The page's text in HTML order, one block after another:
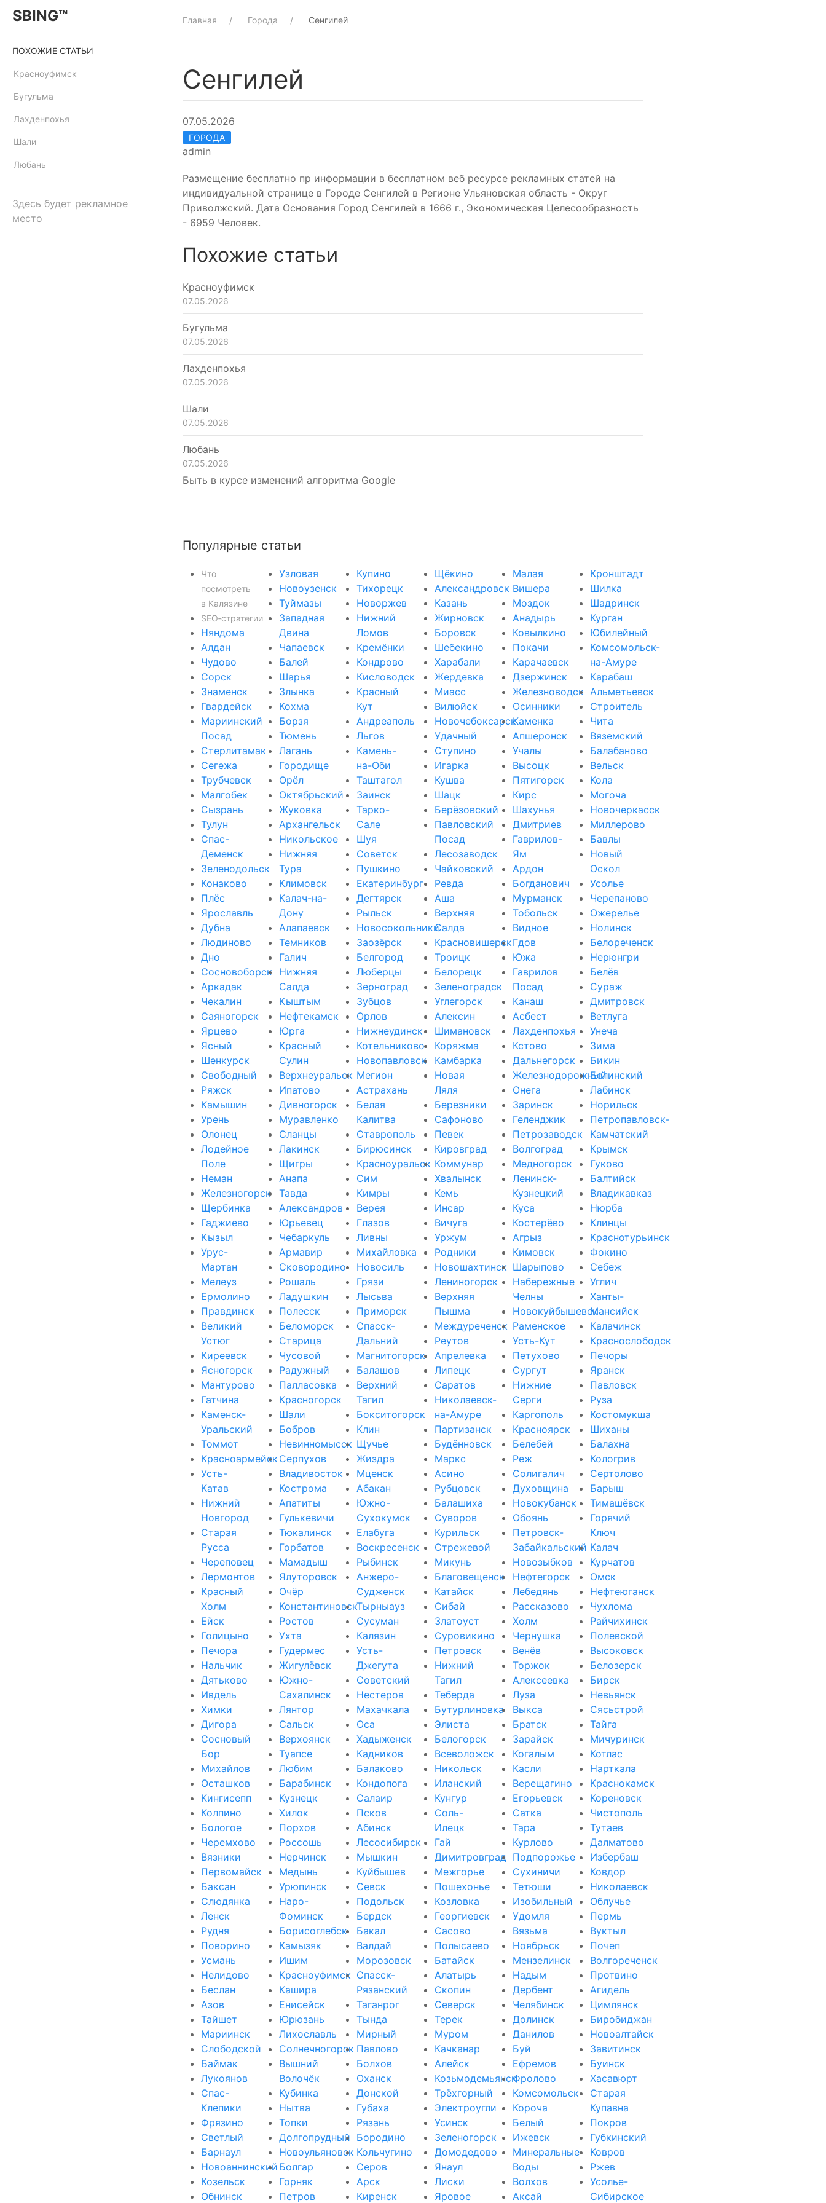
SBING™
ПОХОЖИЕ СТАТЬИ
Красноуфимск
Бугульма
Лахденпохья
Шали
Любань
Здесь будет рекламное
место
Главная Города Сенгилей
Сенгилей
07.05.2026
ГОРОДА
admin
Размещение бесплатно пр информации в бесплатном веб ресурсе рекламных статей на
индивидуальной странице в Городе Сенгилей в Регионе Ульяновская область - Округ
Приволжский. Дата Основания Город Сенгилей в 1666 г., Экономическая Целесообразность
- 6959 Человек.
Похожие статьи
Красноуфимск
07.05.2026
Бугульма
07.05.2026
Лахденпохья
07.05.2026
Шали
07.05.2026
Любань
07.05.2026
Быть в курсе изменений алгоритма Google
Популярные статьи
Что
посмотреть
в Калязине
SEO‑стратегии
Няндома
Алдан
Чудово
Сорск
Знаменск
Гвардейск
Мариинский
Посад
Стерлитамак
Сегежа
Трубчевск
Малгобек
Сызрань
Тулун
Спас-
Деменск
Зеленодольск
Конаково
Плёс
Ярославль
Дубна
Людиново
Дно
Сосновоборск
Аркадак
Чекалин
Саяногорск
Ярцево
Ясный
Шенкурск
Свободный
Ряжск
Камышин
Урень
Олонец
Лодейное
Поле
Неман
Железногорск
Щербинка
Гаджиево
Кызыл
Урус-
Мартан
Мелеуз
Ермолино
Правдинск
Великий
Устюг
Киреевск
Ясногорск
Мантурово
Гатчина
Каменск-
Уральский
Томмот
Красноармейск
Усть-
Катав
Нижний
Новгород
Старая
Русса
Череповец
Лермонтов
Красный
Холм
Ейск
Голицыно
Печора
Нальчик
Дятьково
Ивдель
Химки
Дигора
Сосновый
Бор
Михайлов
Осташков
Кингисепп
Колпино
Бологое
Черемхово
Вязники
Первомайск
Баксан
Слюдянка
Ленск
Рудня
Поворино
Усмань
Нелидово
Беслан
Азов
Тайшет
Мариинск
Слободской
Баймак
Лукоянов
Спас-
Клепики
Фрязино
Светлый
Барнаул
Новоаннинский
Козельск
Обнинск
Узловая
Новоузенск
Туймазы
Западная
Двина
Чапаевск
Балей
Шарья
Злынка
Кохма
Борзя
Тюмень
Лагань
Городище
Орёл
Октябрьский
Жуковка
Архангельск
Никольское
Нижняя
Тура
Климовск
Калач-на-
Дону
Алапаевск
Темников
Галич
Нижняя
Салда
Кыштым
Нефтекамск
Юрга
Красный
Сулин
Верхнеуральск
Ипатово
Дивногорск
Муравленко
Сланцы
Лакинск
Щигры
Анапа
Тавда
Александров
Юрьевец
Чебаркуль
Армавир
Сковородино
Рошаль
Ладушкин
Полесск
Беломорск
Старица
Чусовой
Радужный
Палласовка
Красногорск
Шали
Бобров
Невинномысск
Серпухов
Владивосток
Кострома
Апатиты
Гулькевичи
Тюкалинск
Горбатов
Мамадыш
Ялуторовск
Очёр
Константиновск
Ростов
Ухта
Гудермес
Жигулёвск
Южно-
Сахалинск
Лянтор
Сальск
Верхоянск
Туапсе
Любим
Барабинск
Кузнецк
Хилок
Порхов
Россошь
Нерчинск
Медынь
Урюпинск
Наро-
Фоминск
Борисоглебск
Камызяк
Ишим
Красноуфимск
Кашира
Енисейск
Юрюзань
Лихославль
Солнечногорск
Вышний
Волочёк
Кубинка
Нытва
Топки
Долгопрудный
Новоульяновск
Болгар
Горняк
Петров
Купино
Тихорецк
Новоржев
Нижний
Ломов
Кремёнки
Кондрово
Кисловодск
Красный
Кут
Андреаполь
Льгов
Камень-
на-Оби
Таштагол
Заинск
Тарко-
Сале
Шуя
Советск
Пушкино
Екатеринбург
Дегтярск
Рыльск
Новосокольники
Заозёрск
Белгород
Люберцы
Зерноград
Зубцов
Орлов
Нижнеудинск
Котельниково
Новопавловск
Мегион
Астрахань
Белая
Калитва
Ставрополь
Бирюсинск
Красноуральск
Сим
Кимры
Верея
Глазов
Ливны
Михайловка
Новосиль
Грязи
Лысьва
Приморск
Спасск-
Дальний
Магнитогорск
Балашов
Верхний
Тагил
Бокситогорск
Клин
Щучье
Жиздра
Мценск
Абакан
Южно-
Сухокумск
Елабуга
Воскресенск
Рыбинск
Анжеро-
Судженск
Тырныауз
Сусуман
Калязин
Усть-
Джегута
Советский
Нестеров
Махачкала
Оса
Хадыженск
Кадников
Балаково
Кондопога
Салаир
Псков
Абинск
Лесосибирск
Мышкин
Куйбышев
Севск
Подольск
Бердск
Бакал
Валдай
Морозовск
Спасск-
Рязанский
Таганрог
Тында
Мирный
Павлово
Болхов
Оханск
Донской
Губаха
Рязань
Бородино
Кольчугино
Серов
Арск
Киренск
Щёкино
Александровск
Казань
Жирновск
Боровск
Шебекино
Харабали
Жердевка
Миасс
Вилюйск
Новочебоксарск
Удачный
Ступино
Игарка
Кушва
Шацк
Берёзовский
Павловский
Посад
Лесозаводск
Чайковский
Ревда
Аша
Верхняя
Салда
Красновишерск
Троицк
Белорецк
Зеленоградск
Углегорск
Алексин
Шимановск
Коряжма
Камбарка
Новая
Ляля
Березники
Сафоново
Певек
Кировград
Коммунар
Хвалынск
Кемь
Инсар
Вичуга
Уржум
Родники
Новошахтинск
Лениногорск
Верхняя
Пышма
Междуреченск
Реутов
Апрелевка
Липецк
Саратов
Николаевск-
на-Амуре
Партизанск
Будённовск
Маркс
Асино
Рубцовск
Балашиха
Суворов
Курильск
Стрежевой
Микунь
Благовещенск
Катайск
Сибай
Златоуст
Суровикино
Петровск
Нижний
Тагил
Теберда
Бутурлиновка
Элиста
Белогорск
Всеволожск
Никольск
Иланский
Кунгур
Соль-
Илецк
Гай
Димитровград
Межгорье
Пошехонье
Козловка
Георгиевск
Сасово
Полысаево
Батайск
Алатырь
Скопин
Северск
Терек
Муром
Качканар
Алейск
Козьмодемьянск
Трёхгорный
Электроугли
Усинск
Зеленогорск
Домодедово
Янаул
Лиски
Яровое
Малая
Вишера
Моздок
Анадырь
Ковылкино
Покачи
Карачаевск
Дзержинск
Железноводск
Осинники
Каменка
Апшеронск
Учалы
Высоцк
Пятигорск
Кирс
Шахунья
Дмитриев
Гаврилов-
Ям
Ардон
Богданович
Мурманск
Тобольск
Видное
Гдов
Южа
Гаврилов
Посад
Канаш
Асбест
Лахденпохья
Кстово
Дальнегорск
Железнодорожный
Онега
Заринск
Геленджик
Петрозаводск
Волгоград
Медногорск
Ленинск-
Кузнецкий
Куса
Костерёво
Агрыз
Кимовск
Шарыпово
Набережные
Челны
Новокуйбышевск
Раменское
Усть-Кут
Петухово
Сургут
Нижние
Серги
Каргополь
Красноярск
Белебей
Реж
Солигалич
Духовщина
Новокубанск
Обоянь
Петровск-
Забайкальский
Новозыбков
Нефтегорск
Лебедянь
Рассказово
Холм
Чернушка
Венёв
Торжок
Алексеевка
Луза
Выкса
Братск
Зарайск
Когалым
Касли
Верещагино
Егорьевск
Сатка
Тара
Курлово
Подпорожье
Сухиничи
Тетюши
Изобильный
Удомля
Вязьма
Ноябрьск
Мензелинск
Надым
Дербент
Челябинск
Долинск
Данилов
Буй
Ефремов
Фролово
Комсомольск
Короча
Белый
Ижевск
Минеральные
Воды
Волхов
Аксай
Кронштадт
Шилка
Шадринск
Курган
Юбилейный
Комсомольск-
на-Амуре
Карабаш
Альметьевск
Строитель
Чита
Вяземский
Балабаново
Вельск
Кола
Могоча
Новочеркасск
Миллерово
Бавлы
Новый
Оскол
Усолье
Черепаново
Ожерелье
Нолинск
Белореченск
Нерюнгри
Белёв
Сураж
Дмитровск
Ветлуга
Унеча
Зима
Бикин
Белинский
Лабинск
Норильск
Петропавловск-
Камчатский
Крымск
Гуково
Балтийск
Владикавказ
Нюрба
Клинцы
Краснотурьинск
Фокино
Себеж
Углич
Ханты-
Мансийск
Калачинск
Краснослободск
Печоры
Яранск
Павловск
Руза
Костомукша
Шиханы
Балахна
Кологрив
Сертолово
Барыш
Тимашёвск
Горячий
Ключ
Калач
Курчатов
Омск
Нефтеюганск
Чухлома
Райчихинск
Полевской
Высоковск
Белозерск
Бирск
Невьянск
Сясьстрой
Тайга
Мичуринск
Котлас
Нарткала
Краснокамск
Кореновск
Чистополь
Тутаев
Далматово
Избербаш
Ковдор
Николаевск
Облучье
Пермь
Вуктыл
Почеп
Волгореченск
Протвино
Агидель
Цимлянск
Биробиджан
Новоалтайск
Завитинск
Буинск
Хасавюрт
Старая
Купавна
Покров
Губкинский
Ковров
Ржев
Усолье-
Сибирское